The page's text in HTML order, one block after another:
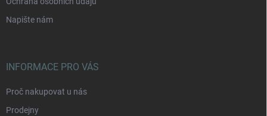
Napište nám
INFORMACE PRO VÁS
Proč nakupovat u nás
Prodejny